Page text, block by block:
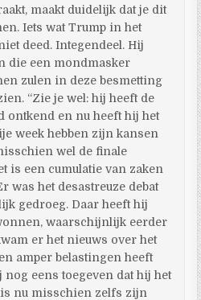
maakt duidelijk dat je dit
Iets wat Trump in het
deed. Integendeel. Hij
die een mondmasker
zulen in deze besmetting
“Zie je wel: hij heeft de
ontkend en nu heeft hij het
week hebben zijn kansen
wel de finale
is een cumulatie van zaken
was het desastreuze debat
gedroeg. Daar heeft hij
waarschijnlijk eerder
er het nieuws over het
amper belastingen heeft
nog eens toegeven dat hij het
nu misschien zelfs zijn